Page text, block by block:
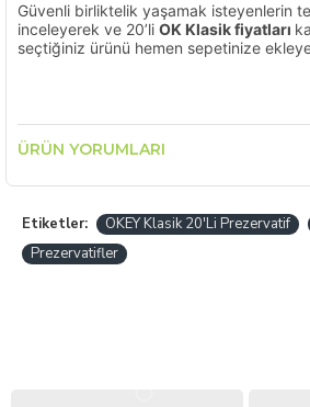
Güvenli birliktelik yaşamak isteyenlerin
inceleyerek ve 20’li OK Klasik fiyatları
seçtiğiniz ürünü hemen sepetinize
ÜRÜN YORUMLARI
Etiketler: OKEY Klasik 20'Li Prezervatif
Prezervatifler